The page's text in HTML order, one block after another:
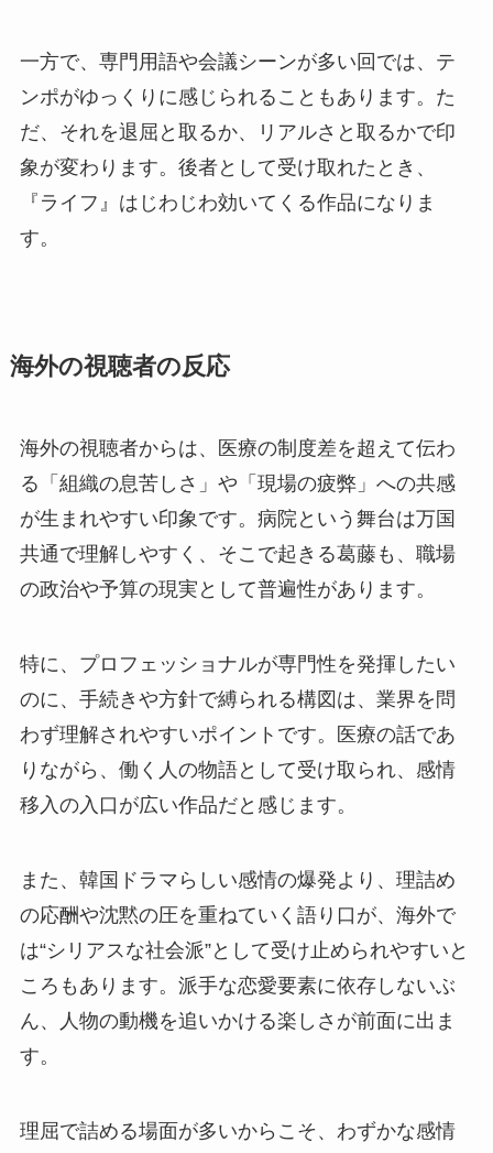
一方で、専門用語や会議シーンが多い回では、テ
ンポがゆっくりに感じられることもあります。た
だ、それを退屈と取るか、リアルさと取るかで印
象が変わります。後者として受け取れたとき、
『ライフ』はじわじわ効いてくる作品になりま
す。
海外の視聴者の反応
海外の視聴者からは、医療の制度差を超えて伝わ
る「組織の息苦しさ」や「現場の疲弊」への共感
が生まれやすい印象です。病院という舞台は万国
共通で理解しやすく、そこで起きる葛藤も、職場
の政治や予算の現実として普遍性があります。
特に、プロフェッショナルが専門性を発揮したい
のに、手続きや方針で縛られる構図は、業界を問
わず理解されやすいポイントです。医療の話であ
りながら、働く人の物語として受け取られ、感情
移入の入口が広い作品だと感じます。
また、韓国ドラマらしい感情の爆発より、理詰め
の応酬や沈黙の圧を重ねていく語り口が、海外で
は“シリアスな社会派”として受け止められやすいと
ころもあります。派手な恋愛要素に依存しないぶ
ん、人物の動機を追いかける楽しさが前面に出ま
す。
理屈で詰める場面が多いからこそ、わずかな感情